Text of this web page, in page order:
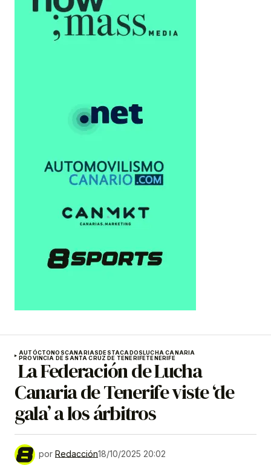
AUTÓCTONOSCANARIASDESTACADOSLUCHA CANARIA
PROVINCIA DE SANTA CRUZ DE TENERIFETENERIFE
La Federación de Lucha
Canaria de Tenerife viste ‘de
gala’ a los árbitros
por Redacción18/10/2025 20:02